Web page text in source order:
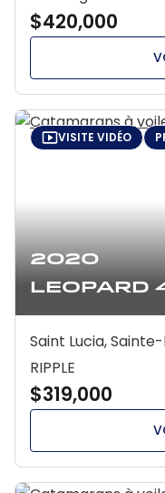
$420,000
2020
Leopard
VISITE VIDÉO
Saint Lucia,
RIPPLE
$319,000